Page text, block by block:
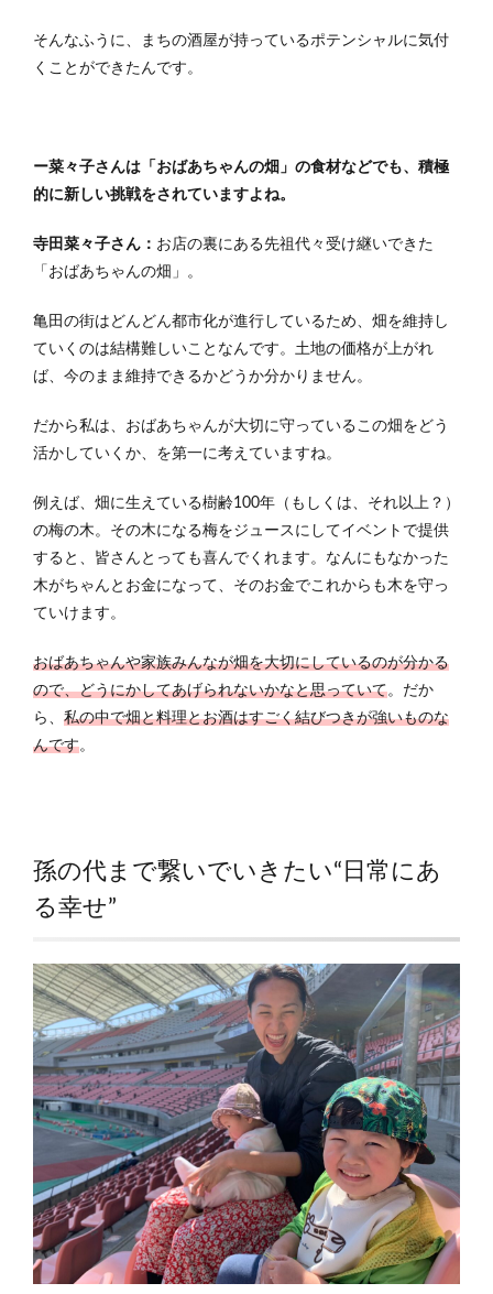
そんなふうに、まちの酒屋が持っているポテンシャルに気付
くことができたんです。
ー菜々子さんは「おばあちゃんの畑」の食材などでも、積極
的に新しい挑戦をされていますよね。
寺田菜々子さん： お店の裏にある先祖代々受け継いできた
「おばあちゃんの畑」。
亀田の街はどんどん都市化が進行しているため、畑を維持し
ていくのは結構難しいことなんです。土地の価格が上がれ
ば、今のまま維持できるかどうか分かりません。
だから私は、おばあちゃんが大切に守っているこの畑をどう
活かしていくか、を第一に考えていますね。
例えば、畑に生えている樹齢100年（もしくは、それ以上？）
の梅の木。その木になる梅をジュースにしてイベントで提供
すると、皆さんとっても喜んでくれます。なんにもなかった
木がちゃんとお金になって、そのお金でこれからも木を守っ
ていけます。
おばあちゃんや家族みんなが畑を大切にしているのが分かる
ので、どうにかしてあげられないかなと思っていて。だか
ら、 私の中で畑と料理とお酒はすごく結びつきが強いものな
んです。
孫の代まで繋いでいきたい“日常にあ
る幸せ”